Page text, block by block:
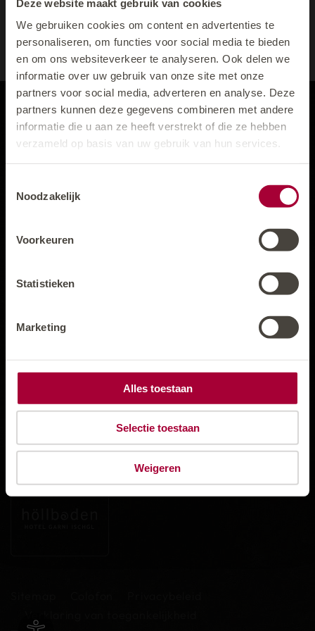
Deze website maakt gebruik van cookies
We gebruiken cookies om content en advertenties te
personaliseren, om functies voor social media te bieden
en om ons websiteverkeer te analyseren. Ook delen we
informatie over uw gebruik van onze site met onze
partners voor social media, adverteren en analyse. Deze
partners kunnen deze gegevens combineren met andere
informatie die u aan ze heeft verstrekt of die ze hebben
verzameld op basis van uw gebruik van hun services.
Noodzakelijk
Voorkeuren
Statistieken
Marketing
Alles toestaan
Selectie toestaan
Weigeren
tegemoet, hopelijk tot snel.
BOEK ZORGELOOS MET ANGRACIA
WE KOMEN BINNENKORT BIJ U TERUG MET
GROETEN EN POST UIT ISCHGL!
A-6561 Ischgl
hotel@solaria.at
PRIJZEN